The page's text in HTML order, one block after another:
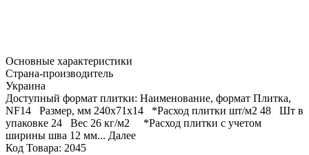
Основные характеристики
Страна-производитель
Украина
Доступный формат плитки: Наименование, формат Плитка,
NF14 Размер, мм 240x71x14 *Расход плитки шт/м2 48 Шт в
упаковке 24 Вес 26 кг/м2 *Расход плитки с учетом
ширины шва 12 мм... Далее
Код Товара: 2045